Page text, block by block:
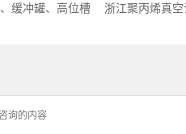
缓冲罐、高位槽 浙江聚丙烯真